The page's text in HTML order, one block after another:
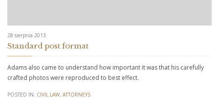
28 sierpnia 2013
Standard post format
Adams also came to understand how important it was that his carefully
crafted photos were reproduced to best effect.
POSTED IN: CIVIL LAW, АTTORNEYS